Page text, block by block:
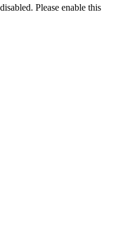
Please enable this